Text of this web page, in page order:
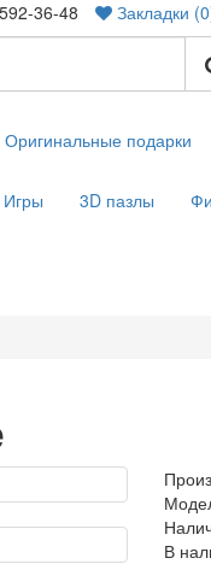
36-48 Закладки
Оригинальные подарки
Игры 3D пазлы
В